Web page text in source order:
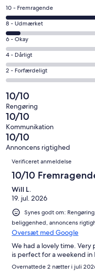
et
nyt
vindue
Bedømmelse
på
10
−
Fremragende.
75
af
i
alt
81
anmeldelser
10 - Fremragende
Bedømmelse
på
8
−
Udmærket.
6
i
alt
81
anmeldelser
8 - Udmærket
Bedømmelse
på
6
−
Okay.
0
af
i
alt
81
anmeldelser
6 - Okay
Bedømmelse
på
4
Dårligt.
0
af
i
alt
81
anmeldelser
4 - Dårligt
Bedømmelse
på
2
−
Forfærdeligt.
0
af
81
anmeldelser
2 - Forfærdeligt
10/10
Rengøring
10/10
Kommunikation
10/10
Annoncens rigtighed
Anmeldelser
Verificeret anmeldelse
10/10
Will L.
19. jul. 2026
Synes godt om:
beliggenhed, annoncens
Oversæt med Google
We had a lovely time.
is perfect for a weekend in
Overnattede 2 nætter i juli